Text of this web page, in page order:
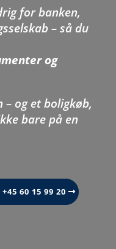
for banken,
– så du
og
og et boligkøb,
bare på en
60 15 99 20